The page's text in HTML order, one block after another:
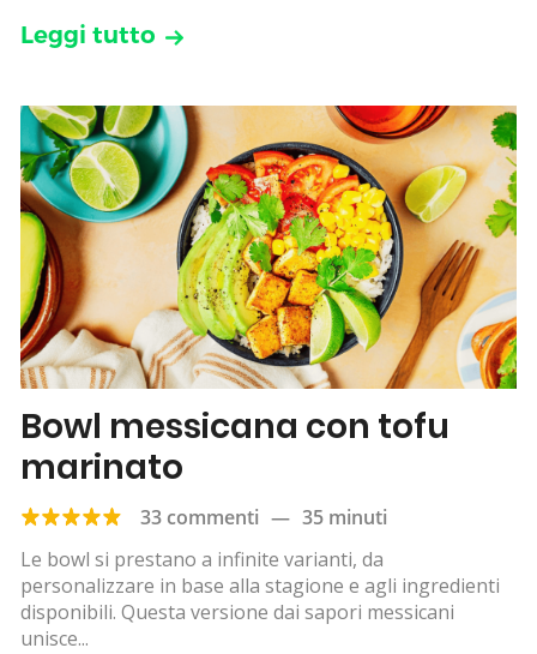
Leggi tutto
Bowl messicana con tofu
marinato
33 commenti — 35 minuti
Le bowl si prestano a infinite varianti, da
personalizzare in base alla stagione e agli ingredienti
disponibili. Questa versione dai sapori messicani
unisce...